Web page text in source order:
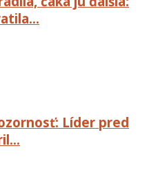
Líder pred